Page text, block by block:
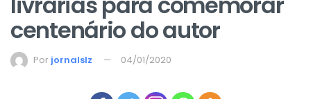
centenário do autor
Por jornalslz 04/01/2020